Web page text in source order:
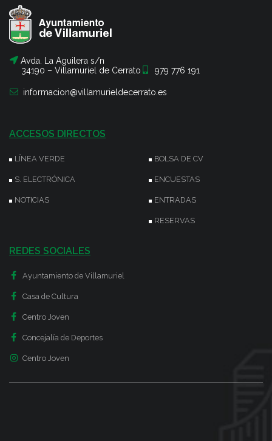
Avda. La Aguilera s/n
34190 – Villamuriel de Cerrato
979 776 191
informacion@villamurieldecerrato.es
ACCESOS DIRECTOS
LÍNEA VERDE
S. ELECTRÓNICA
NOTICIAS
BOLSA DE CV
ENCUESTAS
ENTRADAS
RESERVAS
REDES SOCIALES
Ayuntamiento de Villamuriel
Casa de Cultura
Centro Joven
Concejalía de Deportes
Centro Joven